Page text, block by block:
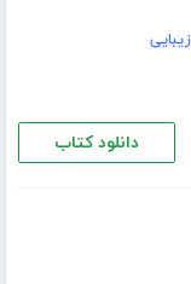
دانلود کتاب